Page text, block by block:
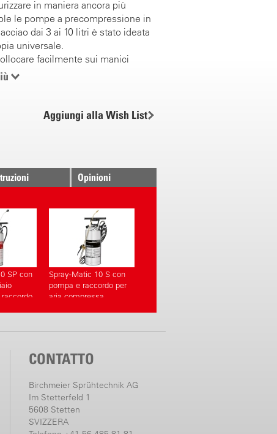
in maniera ancora più
le pompe a precompressione in
dai 3 ai 10 litri è stato ideata
universale.
facilmente sui manici
così il tubo in modo verticale
Aggiungi alla Wish List
Opinioni
SP con
Spray-Matic 10 S con
pompa e raccordo per
aria compressa
CONTATTO
Birchmeier Sprühtechnik AG
Im Stetterfeld 1
5608 Stetten
SVIZZERA